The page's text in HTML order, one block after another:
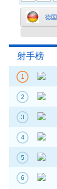
德国
射手榜
1
2
3
4
5
6